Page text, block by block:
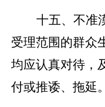
十五、不准
受理范围的群众
均应认真对待，
付或推诿、拖延。